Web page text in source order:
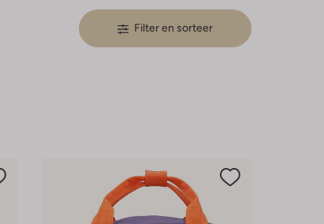
Filter en sorteer